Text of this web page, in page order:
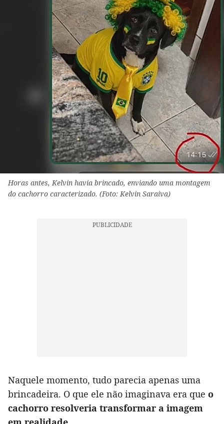
Horas antes, Kelvin havia brincado, enviando uma montagem
do cachorro caracterizado. (Foto: Kelvin Saraiva)
Naquele momento, tudo parecia apenas uma
brincadeira. O que ele não imaginava era que o
cachorro resolveria transformar a imagem